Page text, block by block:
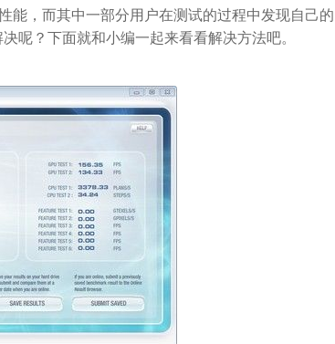
，而其中一部分用户在测试的过程中发现自己的
呢？下面就和小编一起来看看解决方法吧。